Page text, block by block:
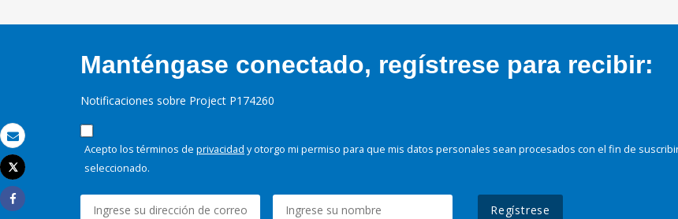
Correo electrónico
Imprimir
Tweet
Share
Manténgase conectado, regístrese para recibir:
Notificaciones sobre Project P174260
Acepto los términos de privacidad y otorgo mi permiso para que mis datos personales sean procesados con el fin de
seleccionado.
Regístrese